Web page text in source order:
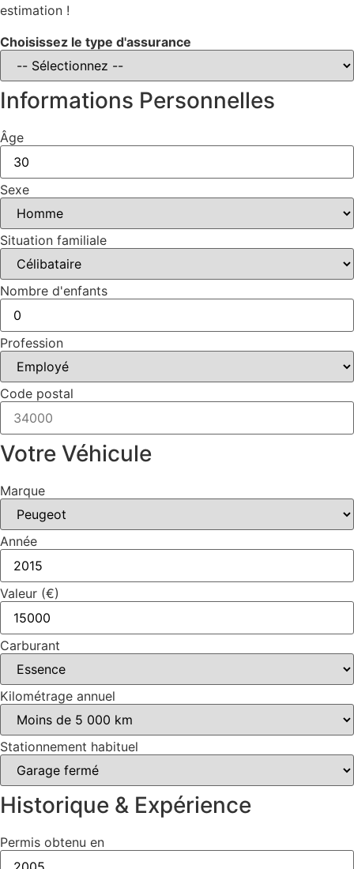
estimation !
Choisissez le type d'assurance
Informations Personnelles
Âge
Sexe
Situation familiale
Nombre d'enfants
Profession
Code postal
Votre Véhicule
Marque
Année
Valeur (€)
Carburant
Kilométrage annuel
Stationnement habituel
Historique & Expérience
Permis obtenu en